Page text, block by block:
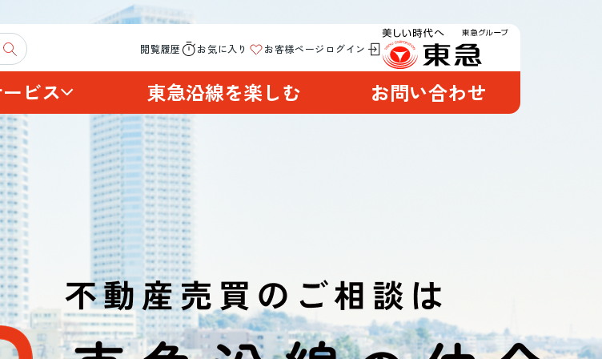
閲覧履歴 お気に入り お客様ページログイン
ビス 東急沿線を楽しむ お問い合わせ